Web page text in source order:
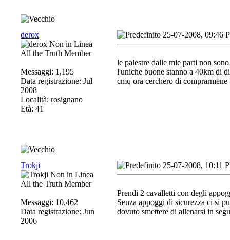
derox
All the Truth Member
Messaggi: 1,195
Data registrazione: Jul
2008
Località: rosignano
Età: 41
25-07-2008, 09:46
le palestre dalle mie parti non
l'uniche buone stanno a 40km di
cmq ora cerchero di comprarmene
Trokji
All the Truth Member
Messaggi: 10,462
Data registrazione: Jun
2006
25-07-2008, 10:11
Prendi 2 cavalletti con degli
Senza appoggi di sicurezza ci si
dovuto smettere di allenarsi in